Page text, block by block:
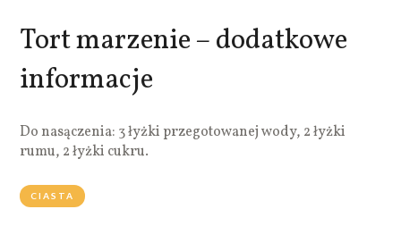
Tort marzenie – dodatkowe
informacje
Do nasączenia: 3 łyżki przegotowanej wody, 2 łyżki
rumu, 2 łyżki cukru.
CIASTA